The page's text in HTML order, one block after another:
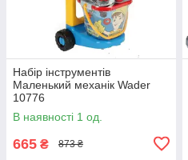
Набір інструментів
Маленький механік Wader
10776
В наявності 1 од.
665 ₴ 873 ₴